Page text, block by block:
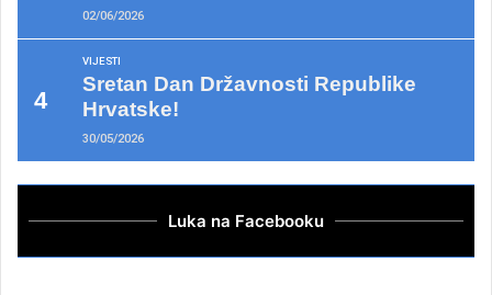
02/06/2026
VIJESTI
Sretan Dan Državnosti Republike
Hrvatske!
30/05/2026
Luka na Facebooku